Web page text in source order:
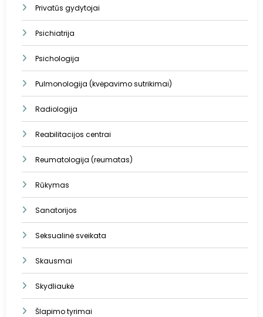
Privatūs gydytojai
Psichiatrija
Psichologija
Pulmonologija (kvėpavimo sutrikimai)
Radiologija
Reabilitacijos centrai
Reumatologija (reumatas)
Rūkymas
Sanatorijos
Seksualinė sveikata
Skausmai
Skydliaukė
Šlapimo tyrimai